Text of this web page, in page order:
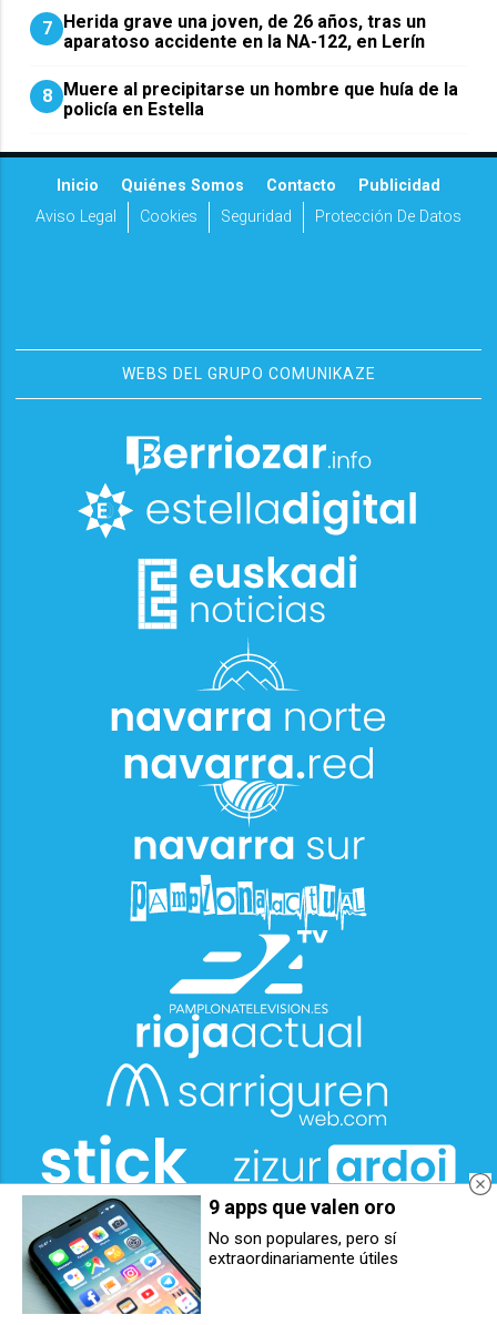
7
Herida grave una joven, de 26 años, tras un
aparatoso accidente en la NA-122, en Lerín
8
Muere al precipitarse un hombre que huía de la
policía en Estella
Inicio Quiénes Somos Contacto
Publicidad
Aviso Legal
Cookies Seguridad Protección De Datos
WEBS DEL GRUPO COMUNIKAZE
Luis Sabalza Iriarte, proclamado
presidente del Club Atlético
Osasuna hasta 2029
9 apps que valen oro
No son populares, pero sí
extraordinariamente útiles